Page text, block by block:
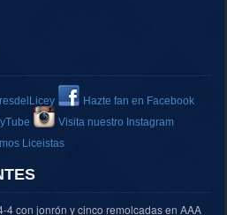
Hazte fan en Facebook
Visita nuestro Instagram
Liceistas
4 con jonrón y cinco remolcadas en AAA